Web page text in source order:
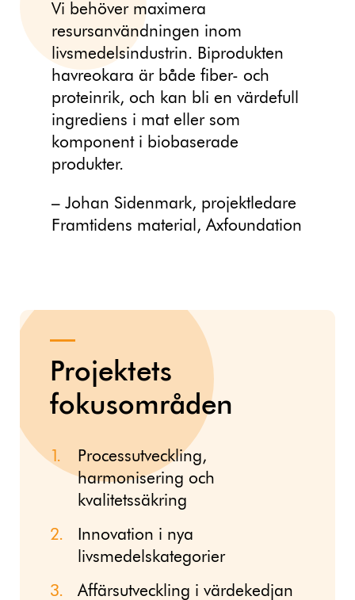
Vi behöver maximera
resursanvändningen inom
livsmedelsindustrin. Biprodukten
havreokara är både fiber- och
proteinrik, och kan bli en värdefull
ingrediens i mat eller som
komponent i biobaserade
produkter.
– Johan Sidenmark, projektledare
Framtidens material, Axfoundation
Projektets
fokusområden
Processutveckling,
harmonisering och
kvalitetssäkring
Innovation i nya
livsmedelskategorier
Affärsutveckling i värdekedjan